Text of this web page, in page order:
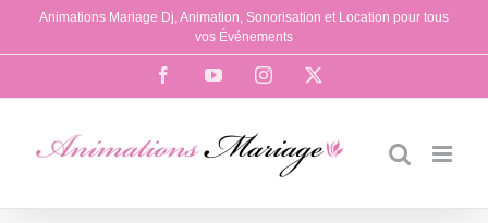
Passer
contenu
Animations Mariage Dj, Animation, Sonorisation et Location pour tous
vos Événements
FacebookYouTubeInstagram